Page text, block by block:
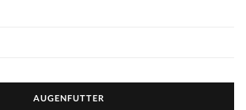
AUGENFUTTER